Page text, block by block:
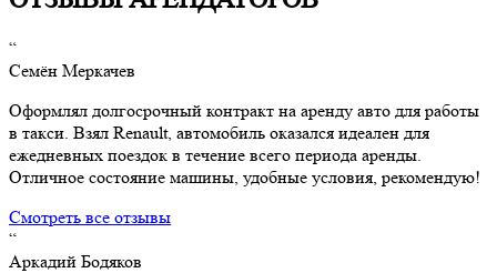
“
Семён Меркачев
Оформлял долгосрочный контракт на аренду авто для работы
в такси. Взял Renault, автомобиль оказался идеален для
ежедневных поездок в течение всего периода аренды.
Отличное состояние машины, удобные условия, рекомендую!
Смотреть все отзывы
“
Аркадий Бодяков